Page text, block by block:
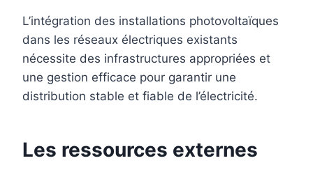
L’intégration des installations photovoltaïques
dans les réseaux électriques existants
nécessite des infrastructures appropriées et
une gestion efficace pour garantir une
distribution stable et fiable de l’électricité.
Les ressources externes